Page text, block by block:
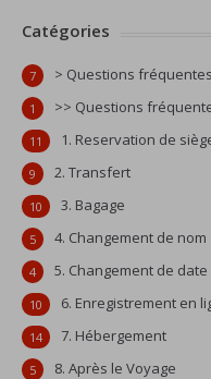
Catégories
> Questions fréquentes
7
>> Questions
1
1. Reservation de
11
2. Transfert
9
3. Bagage
10
4. Changement de nom
5
5. Changement de
4
6. Enregistrement en
10
7. Hébergement
14
8. Après le Voyage
5